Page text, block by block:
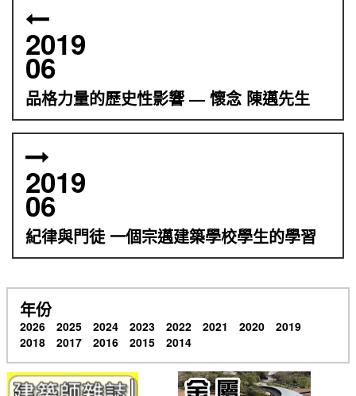
2019
06
品格力量的歷史性影響 — 懷念 陳邁先生
2019
06
紀律與門徒 一個宗邁建築學校學生的學習
年份
2026 2025 2024 2023 2022 2021 2020
2019
2018
2017 2016 2015 2014